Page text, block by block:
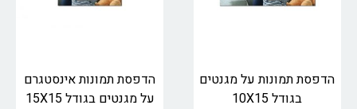
הדפסת תמונות על מגנטים
בגודל 10X15
הדפסת תמונות אינסטגרם
על מגנטים בגודל 15X15